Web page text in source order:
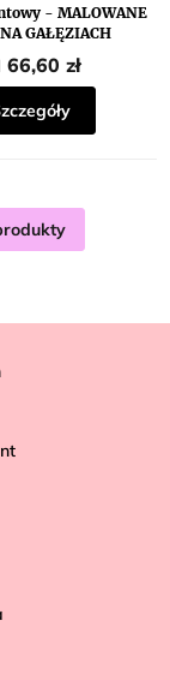
- MALOWANE
GAŁĘZIACH
66,60 zł